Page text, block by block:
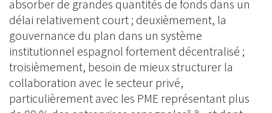
absorber de grandes quantités de fonds dans un
délai relativement court ; deuxièmement, la
gouvernance du plan dans un système
institutionnel espagnol fortement décentralisé ;
troisièmement, besoin de mieux structurer la
collaboration avec le secteur privé,
particulièrement avec les PME représentant plus